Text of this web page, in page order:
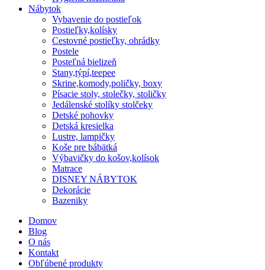
Nábytok
Vybavenie do postieľok
Postieľky,kolísky
Cestovné postieľky, ohrádky
Postele
Posteľná bielizeň
Stany,týpí,teepee
Skrine,komody,poličky, boxy
Písacie stoly, stolečky, stoličky
Jedálenské stolíky stolčeky
Detské pohovky
Detská kresielka
Lustre, lampičky
Koše pre bábätká
Výbavičky do košov,kolísok
Matrace
DISNEY NÁBYTOK
Dekorácie
Bazeniky
Domov
Blog
O nás
Kontakt
Obľúbené produkty